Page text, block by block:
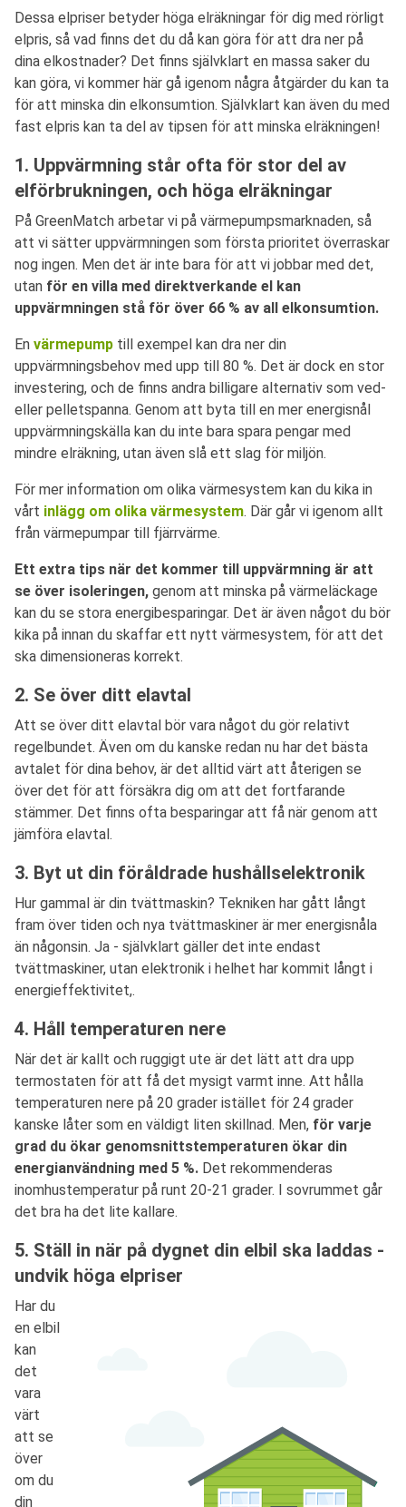
Dessa elpriser betyder höga elräkningar för dig med rörligt
elpris, så vad finns det du då kan göra för att dra ner på
dina elkostnader? Det finns självklart en massa saker du
kan göra, vi kommer här gå igenom några åtgärder du kan ta
för att minska din elkonsumtion. Självklart kan även du med
fast elpris kan ta del av tipsen för att minska elräkningen!
1. Uppvärmning står ofta för stor del av
elförbrukningen, och höga elräkningar
På GreenMatch arbetar vi på värmepumpsmarknaden, så
att vi sätter uppvärmningen som första prioritet överraskar
nog ingen. Men det är inte bara för att vi jobbar med det,
utan för en villa med direktverkande el kan
uppvärmningen stå för över 66 % av all elkonsumtion.
En värmepump till exempel kan dra ner din
uppvärmningsbehov med upp till 80 %. Det är dock en stor
investering, och de finns andra billigare alternativ som ved-
eller pelletspanna. Genom att byta till en mer energisnål
uppvärmningskälla kan du inte bara spara pengar med
mindre elräkning, utan även slå ett slag för miljön.
För mer information om olika värmesystem kan du kika in
vårt inlägg om olika värmesystem. Där går vi igenom allt
från värmepumpar till fjärrvärme.
Ett extra tips när det kommer till uppvärmning är att
se över isoleringen, genom att minska på värmeläckage
kan du se stora energibesparingar. Det är även något du bör
kika på innan du skaffar ett nytt värmesystem, för att det
ska dimensioneras korrekt.
2. Se över ditt elavtal
Att se över ditt elavtal bör vara något du gör relativt
regelbundet. Även om du kanske redan nu har det bästa
avtalet för dina behov, är det alltid värt att återigen se
över det för att försäkra dig om att det fortfarande
stämmer. Det finns ofta besparingar att få när genom att
jämföra elavtal.
3. Byt ut din föråldrade hushållselektronik
Hur gammal är din tvättmaskin? Tekniken har gått långt
fram över tiden och nya tvättmaskiner är mer energisnåla
än någonsin. Ja - självklart gäller det inte endast
tvättmaskiner, utan elektronik i helhet har kommit långt i
energieffektivitet,.
4. Håll temperaturen nere
När det är kallt och ruggigt ute är det lätt att dra upp
termostaten för att få det mysigt varmt inne. Att hålla
temperaturen nere på 20 grader istället för 24 grader
kanske låter som en väldigt liten skillnad. Men, för varje
grad du ökar genomsnittstemperaturen ökar din
energianvändning med 5 %. Det rekommenderas
inomhustemperatur på runt 20-21 grader. I sovrummet går
det bra ha det lite kallare.
5. Ställ in när på dygnet din elbil ska laddas -
undvik höga elpriser
Har du
en elbil
kan
det
vara
värt
att se
över
om du
din